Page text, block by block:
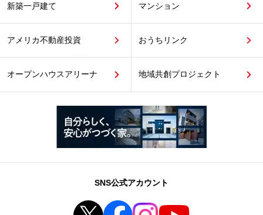
新築一戸建て マンション
アメリカ不動産投資 おうちリンク
オープンハウスアリーナ 地域共創プロジェクト
SNS公式アカウント